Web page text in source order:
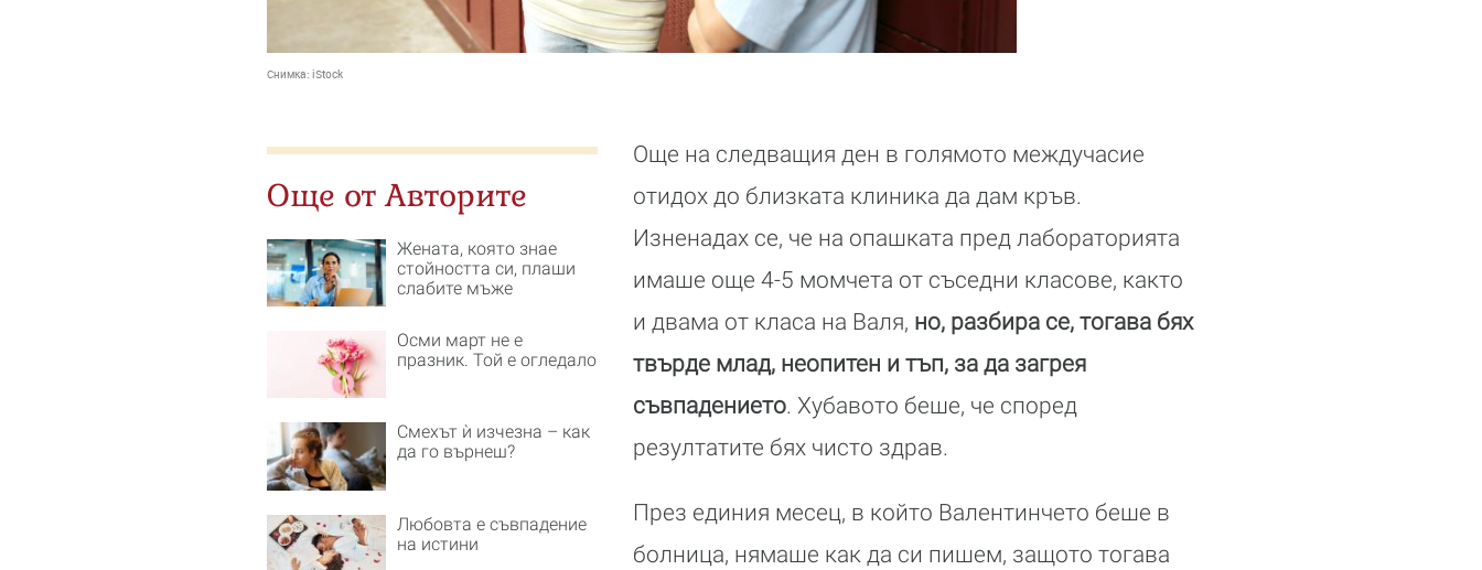
Снимка: iStock
Още от Авторите
Жената, която знае
стойността си, плаши
слабите мъже
Осми март не е
празник. Той е огледало
Смехът ѝ изчезна – как
да го върнеш?
Любовта е съвпадение
на истини
Още на следващия ден в голямото междучасие
отидох до близката клиника да дам кръв.
Изненадах се, че на опашката пред лабораторията
имаше още 4-5 момчета от съседни класове, както
и двама от класа на Валя, но, разбира се, тогава бях
твърде млад, неопитен и тъп, за да загрея
съвпадението. Хубавото беше, че според
резултатите бях чисто здрав.
През единия месец, в който Валентинчето беше в
болница, нямаше как да си пишем, защото тогава